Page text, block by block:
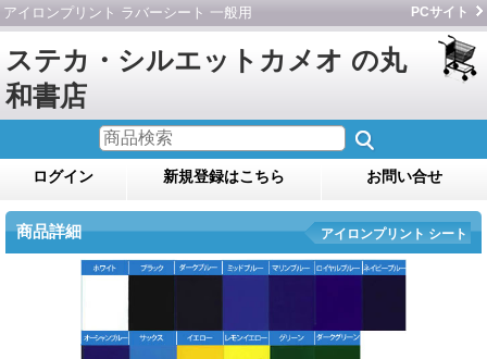
アイロンプリント ラバーシート 一般用 PCサイト
ステカ・シルエットカメオ の丸
和書店
ログイン 新規登録はこちら お問い合せ
商品詳細 アイロンプリント シート